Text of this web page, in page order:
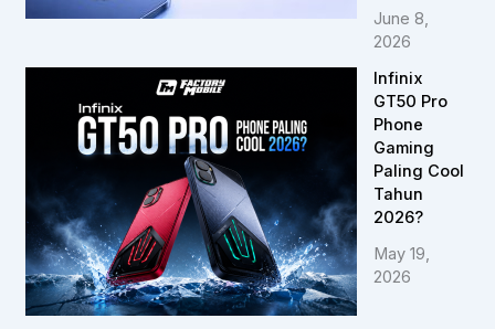
June 8,
2026
Infinix
GT50 Pro
Phone
Gaming
Paling Cool
Tahun
2026?
May 19,
2026